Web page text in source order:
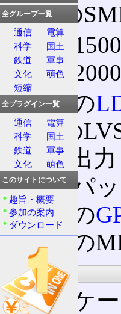
8個の
26個の
7個の
LED出
キーパ
44個の
12個の
製品
パッケー
全グループ一覧
通信
電算
科学
国土
鉄道
軍事
文化
萌色
短縮
全プラグイン一覧
通信
電算
科学
国土
鉄道
軍事
文化
萌色
このサイトについて
趣旨・概要
参加の案内
ダウンロード